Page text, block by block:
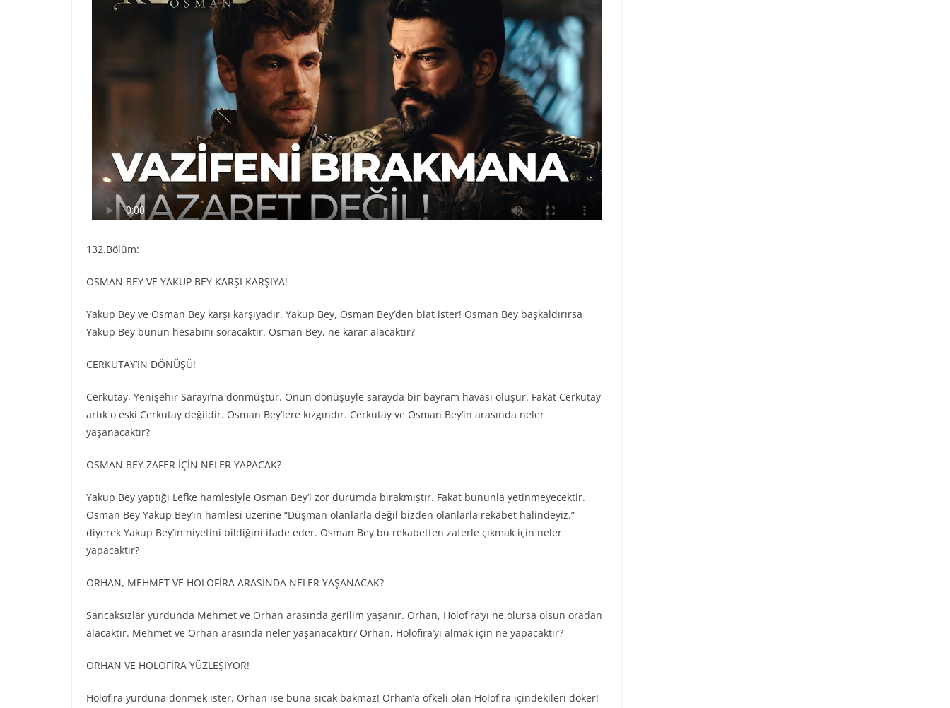
132.Bölüm:
OSMAN BEY VE YAKUP BEY KARŞI KARŞIYA!
Yakup Bey ve Osman Bey karşı karşıyadır. Yakup Bey, Osman Bey’den biat ister! Osman Bey başkaldırırsa
Yakup Bey bunun hesabını soracaktır. Osman Bey, ne karar alacaktır?
CERKUTAY’IN DÖNÜŞÜ!
Cerkutay, Yenişehir Sarayı’na dönmüştür. Onun dönüşüyle sarayda bir bayram havası oluşur. Fakat Cerkutay
artık o eski Cerkutay değildir. Osman Bey’lere kızgındır. Cerkutay ve Osman Bey’in arasında neler
yaşanacaktır?
OSMAN BEY ZAFER İÇİN NELER YAPACAK?
Yakup Bey yaptığı Lefke hamlesiyle Osman Bey’i zor durumda bırakmıştır. Fakat bununla yetinmeyecektir.
Osman Bey Yakup Bey’in hamlesi üzerine “Düşman olanlarla değil bizden olanlarla rekabet halindeyiz.”
diyerek Yakup Bey’in niyetini bildiğini ifade eder. Osman Bey bu rekabetten zaferle çıkmak için neler
yapacaktır?
ORHAN, MEHMET VE HOLOFİRA ARASINDA NELER YAŞANACAK?
Sancaksızlar yurdunda Mehmet ve Orhan arasında gerilim yaşanır. Orhan, Holofira’yı ne olursa olsun oradan
alacaktır. Mehmet ve Orhan arasında neler yaşanacaktır? Orhan, Holofira’yı almak için ne yapacaktır?
ORHAN VE HOLOFİRA YÜZLEŞİYOR!
Holofira yurduna dönmek ister. Orhan ise buna sıcak bakmaz! Orhan’a öfkeli olan Holofira içindekileri döker!